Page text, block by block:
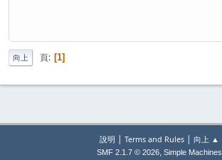
向上 頁 1
說明 Terms and Rules 向上 ▲
SMF 2.1.7 © 2026, Simple Machines